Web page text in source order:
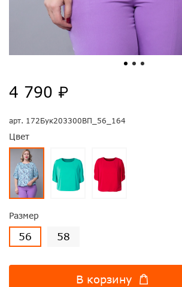
арт. 172Бук203300ВП_56_164
Цвет
Размер
56 58
4 790 ₽
В корзину